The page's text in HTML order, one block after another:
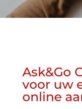
Ask&Go
voor uw
online